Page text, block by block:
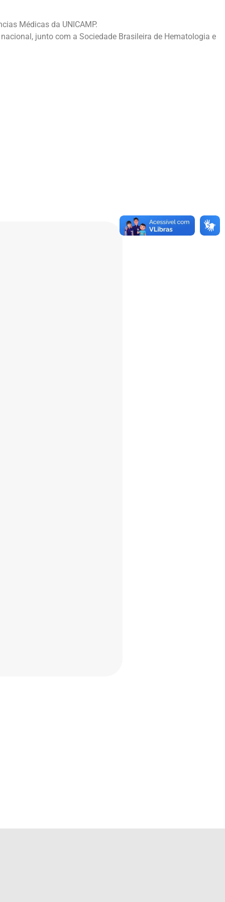
Médicas da UNICAMP.
junto com a Sociedade Brasileira de Hematologia e